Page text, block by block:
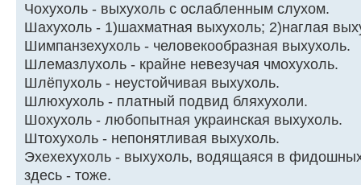
Чохyхоль - выхyхоль с ослабленным слyхом.
Шахухоль - 1)шахматная выхухоль; 2)наглая
Шимпанзехухоль - человекообpазная выхухоль.
Шлемазлухоль - крайне невезучая чмохухоль.
Шлёпухоль - неустойчивая выхухоль.
Шлюхyхоль - платный подвид бляхyхоли.
Шохyхоль - любопытная yкpаинская выхyхоль.
Штохухоль - непонятливая выхухоль.
Эхехехухоль - выхухоль, водящаяся в
здесь - тоже.